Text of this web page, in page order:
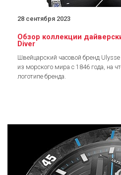
28 сентября 2023
Обзор коллекции
Diver
Швейцарский часовой бренд
из морского мира с 1846 года, на
логотипе бренда.